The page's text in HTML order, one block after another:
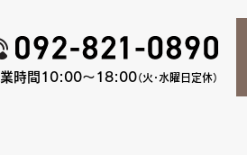
業時間10:00〜18:00（火・水曜日定休）